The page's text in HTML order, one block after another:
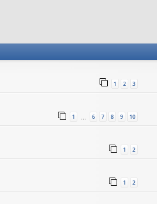
1 2 3
1 6 7 8 9 10
1 2
1 2